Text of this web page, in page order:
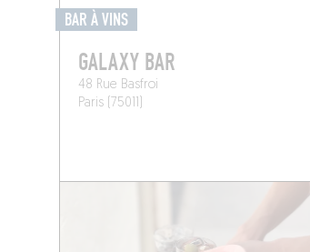
BAR À VINS
GALAXY BAR
48 Rue Basfroi
Paris (75011)